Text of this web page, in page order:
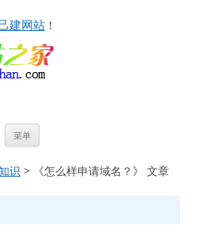
建网站 ！
菜单
文
识 > 《怎么样申请域名？》 文章